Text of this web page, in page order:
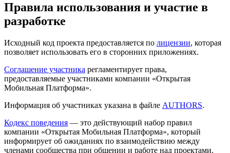
Правила использования и участие в
разработке
Исходный код проекта предоставляется по лицензии, которая
позволяет использовать его в сторонних приложениях.
Соглашение участника регламентирует права,
предоставляемые участниками компании «Открытая
Мобильная Платформа».
Информация об участниках указана в файле AUTHORS.
Кодекс поведения — это действующий набор правил
компании «Открытая Мобильная Платформа», который
информирует об ожиданиях по взаимодействию между
членами сообщества при общении и работе над проектами.